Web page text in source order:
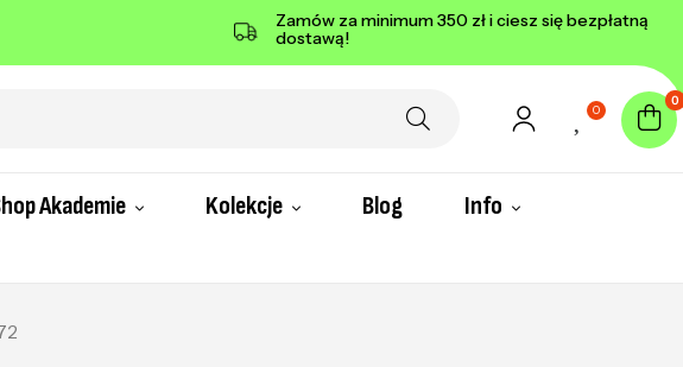
Zamów za minimum 350 zł i ciesz się bezpłatną
dostawą!
0
0
Akademie Kolekcje Blog
Info